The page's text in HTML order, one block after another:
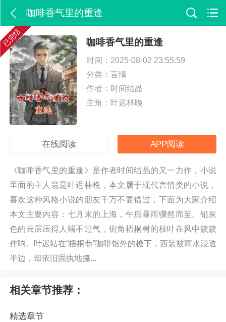
咖啡香气里的重逢
已完结 咖啡香气里的重逢
时间：2025-08-02 23:55:59
分类： 言情
作者：时间结晶
主角：叶迟林晚
在线阅读 APP阅读
《咖啡香气里的重逢》是作者时间结晶的又一力作，小说
里面的主人翁是叶迟林晚，本文属于现代言情类的小说，
喜欢这种风格小说的朋友千万不要错过，下面为大家介绍
本文主要内容：七月末的上海，午后暴雨骤然而至。铅灰
色的云层压得人喘不过气，街角梧桐树的枝叶在风中簌簌
作响。叶迟站在“梧桐巷”咖啡馆外的檐下，西装被雨水浸透
半边，却依旧固执地攥...
相关章节推荐：
精选章节